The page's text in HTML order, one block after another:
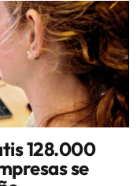
128.000
se